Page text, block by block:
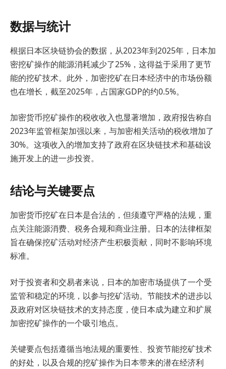
数据与统计
根据日本区块链协会的数据，从2023年到2025年，日本加
密挖矿操作的能源消耗减少了25%，这得益于采用了更节
能的挖矿技术。此外，加密挖矿在日本经济中的市场份额
也在增长，截至2025年，占国家GDP的约0.5%。
加密货币挖矿操作的税收收入也显著增加，政府报告称自
2023年监管框架加强以来，与加密相关活动的税收增加了
30%。这项收入的增加支持了政府在区块链技术和基础设
施开发上的进一步投资。
结论与关键要点
加密货币挖矿在日本是合法的，但须遵守严格的法规，重
点关注能源消费、税务合规和商业注册。日本的法律框架
旨在确保挖矿活动对经济产生积极贡献，同时不影响环境
标准。
对于投资者和交易者来说，日本的加密市场提供了一个受
监管和稳定的环境，以参与挖矿活动。节能技术的进步以
及政府对区块链技术的支持态度，使日本成为建立和扩展
加密挖矿操作的一个吸引地点。
关键要点包括遵循当地法规的重要性、投资节能挖矿技术
的好处，以及合规的挖矿操作为日本带来的潜在经济利